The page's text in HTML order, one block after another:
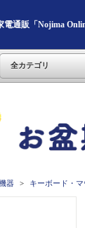
通販「Nojima
全カテゴリ
器 キーボード・